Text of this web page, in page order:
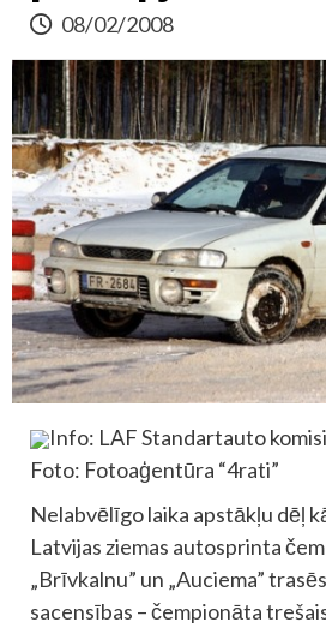
08/02/2008
Info: LAF Standartauto
Foto: Fotoaģentūra “4rati”
Nelabvēlīgo laika apstākļu dēļ
Latvijas ziemas autosprinta
„Brīvkalnu” un „Auciema”
sacensības – čempionāta